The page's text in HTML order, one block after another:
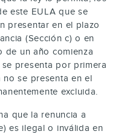
este EULA que se
presentar en el plazo
(Sección c) o en
de un año comienza
presenta por primera
se presenta en el
excluida.
que la renuncia a
es ilegal o inválida en